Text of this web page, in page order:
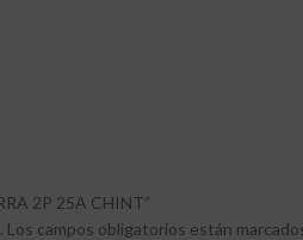
2P 25A CHINT”
Los campos obligatorios están